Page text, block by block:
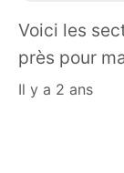
Voici les
près pour
il y a 2 ans